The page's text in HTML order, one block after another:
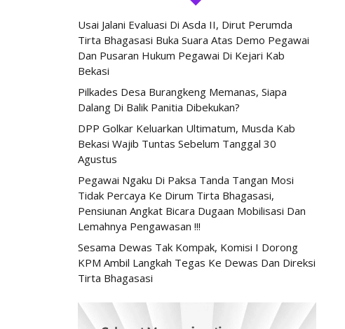
Usai Jalani Evaluasi Di Asda II, Dirut Perumda
Tirta Bhagasasi Buka Suara Atas Demo Pegawai
Dan Pusaran Hukum Pegawai Di Kejari Kab
Bekasi
Pilkades Desa Burangkeng Memanas, Siapa
Dalang Di Balik Panitia Dibekukan?
DPP Golkar Keluarkan Ultimatum, Musda Kab
Bekasi Wajib Tuntas Sebelum Tanggal 30
Agustus
Pegawai Ngaku Di Paksa Tanda Tangan Mosi
Tidak Percaya Ke Dirum Tirta Bhagasasi,
Pensiunan Angkat Bicara Dugaan Mobilisasi Dan
Lemahnya Pengawasan !!!
Sesama Dewas Tak Kompak, Komisi I Dorong
KPM Ambil Langkah Tegas Ke Dewas Dan Direksi
Tirta Bhagasasi